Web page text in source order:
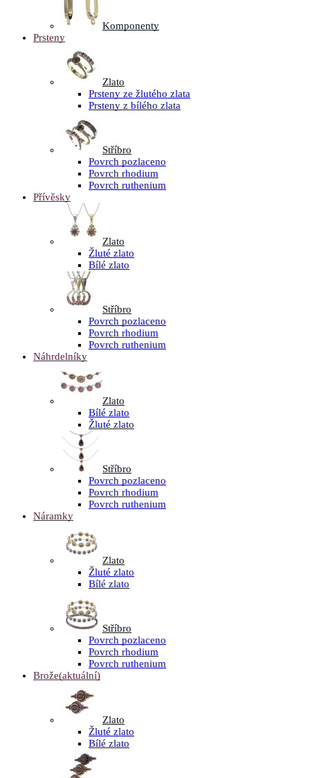
Komponenty
Prsteny
Zlato
Prsteny ze žlutého zlata
Prsteny z bílého zlata
Stříbro
Povrch pozlaceno
Povrch rhodium
Povrch ruthenium
Přívěsky
Zlato
Žluté zlato
Bílé zlato
Stříbro
Povrch pozlaceno
Povrch rhodium
Povrch ruthenium
Náhrdelníky
Zlato
Bílé zlato
Žluté zlato
Stříbro
Povrch pozlaceno
Povrch rhodium
Povrch ruthenium
Náramky
Zlato
Žluté zlato
Bílé zlato
Stříbro
Povrch pozlaceno
Povrch rhodium
Povrch ruthenium
Brože(aktuální)
Zlato
Žluté zlato
Bílé zlato